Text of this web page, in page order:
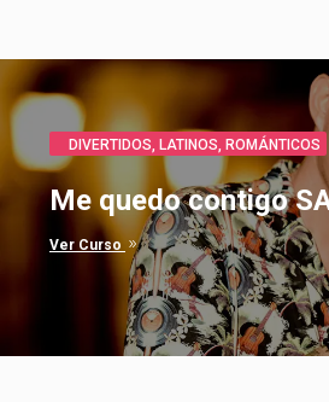
LATINOS,NOVEDADES,ROMÁNTICOS
Que Bonito Bachata
Ver Curso 9